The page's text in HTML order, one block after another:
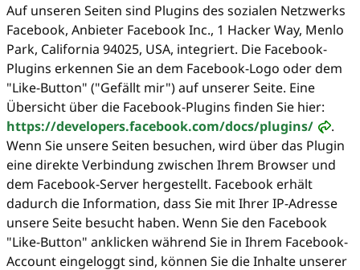
Auf unseren Seiten sind Plugins des sozialen Netzwerks
Facebook, Anbieter Facebook Inc., 1 Hacker Way, Menlo
Park, California 94025, USA, integriert. Die Facebook-
Plugins erkennen Sie an dem Facebook-Logo oder dem
"Like-Button" ("Gefällt mir") auf unserer Seite. Eine
Übersicht über die Facebook-Plugins finden Sie hier:
https://developers.facebook.com/docs/plugins/
.
Wenn Sie unsere Seiten besuchen, wird über das Plugin
eine direkte Verbindung zwischen Ihrem Browser und
dem Facebook-Server hergestellt. Facebook erhält
dadurch die Information, dass Sie mit Ihrer IP-Adresse
unsere Seite besucht haben. Wenn Sie den Facebook
"Like-Button" anklicken während Sie in Ihrem Facebook-
Account eingeloggt sind, können Sie die Inhalte unserer